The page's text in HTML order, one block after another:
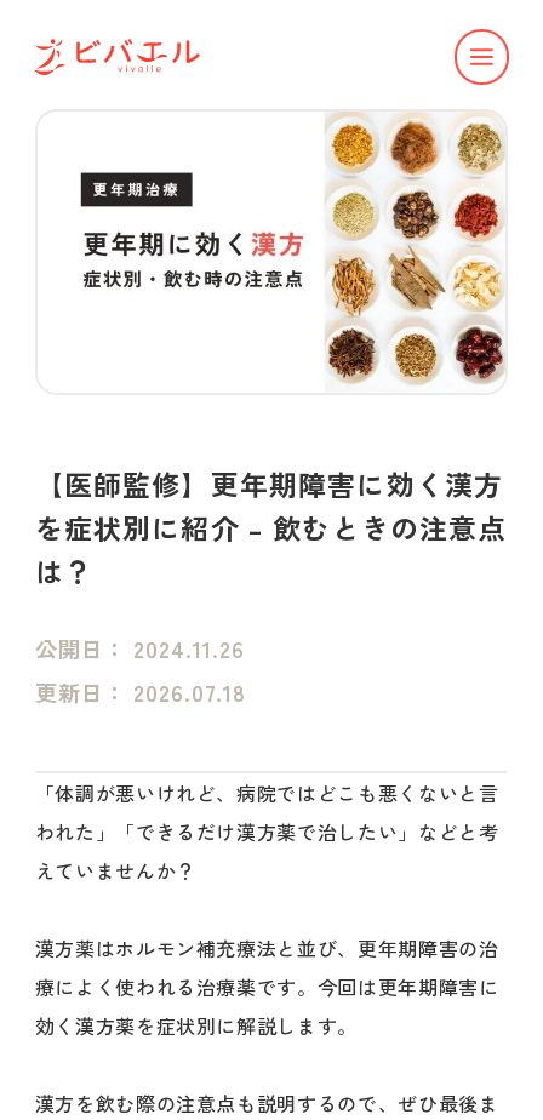
【医師監修】更年期障害に効く漢方
を症状別に紹介 – 飲むときの注意点
は？
公開日： 2024.11.26
更新日： 2026.07.18
「体調が悪いけれど、病院ではどこも悪くないと言
われた」「できるだけ漢方薬で治したい」などと考
えていませんか？
漢方薬はホルモン補充療法と並び、更年期障害の治
療によく使われる治療薬です。今回は更年期障害に
効く漢方薬を症状別に解説します。
漢方を飲む際の注意点も説明するので、ぜひ最後ま